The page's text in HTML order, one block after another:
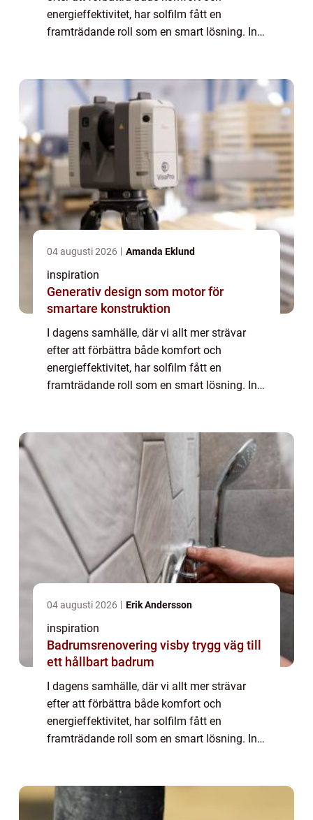
energieffektivitet, har solfilm fått en
framträdande roll som en smart lösning. Inte
04 augusti 2026 Amanda Eklund
inspiration
Generativ design som motor för
smartare konstruktion
I dagens samhälle, där vi allt mer strävar
efter att förbättra både komfort och
energieffektivitet, har solfilm fått en
framträdande roll som en smart lösning. Inte
04 augusti 2026 Erik Andersson
inspiration
Badrumsrenovering visby trygg väg till
ett hållbart badrum
I dagens samhälle, där vi allt mer strävar
efter att förbättra både komfort och
energieffektivitet, har solfilm fått en
framträdande roll som en smart lösning. Inte